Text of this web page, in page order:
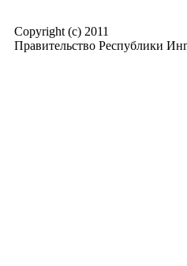
Copyright (c) 2011
Правительство Республики